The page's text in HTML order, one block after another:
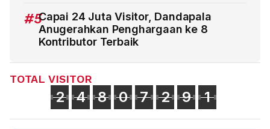
#5Capai 24 Juta Visitor, Dandapala
Anugerahkan Penghargaan ke 8
Kontributor Terbaik
TOTAL VISITOR
2 4 8 0 7 2 9 1